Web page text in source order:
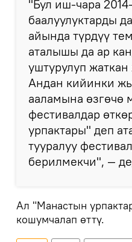
"Бул иш-чара
баалуулуктарды
айында түрдүү
аталышы да ар
уштурулуп
Андан кийинки
ааламына өзгөчө
фестивалдар
урпактары" деп
тууралуу
берилмекчи", —
Ал "Манастын
кошумчалап өттү.